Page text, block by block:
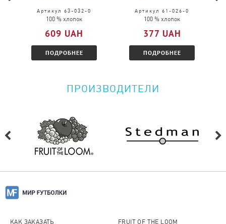
Пожалуйста, перейдите поссылкеи
ознакомитесь с условиями.
Артикул 63-032-0
100 % хлопок
609 UAH
ПОДРОБНЕЕ
Артикул 61-026-0
100 % хлопок
377 UAH
ПОДРОБНЕЕ
ПРОИЗВОДИТЕЛИ
КАК ЗАКАЗАТЬ
FRUIT OF THE LOOM